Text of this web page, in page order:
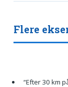
Flere
“Efter 30 km